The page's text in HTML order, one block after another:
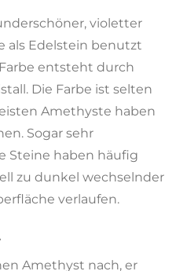
violetter
als Edelstein benutzt
entsteht durch
Die Farbe ist selten
Amethyste haben
Sogar sehr
Steine haben häufig
zu dunkel wechselnder
verlaufen.
Amethyst nach, er